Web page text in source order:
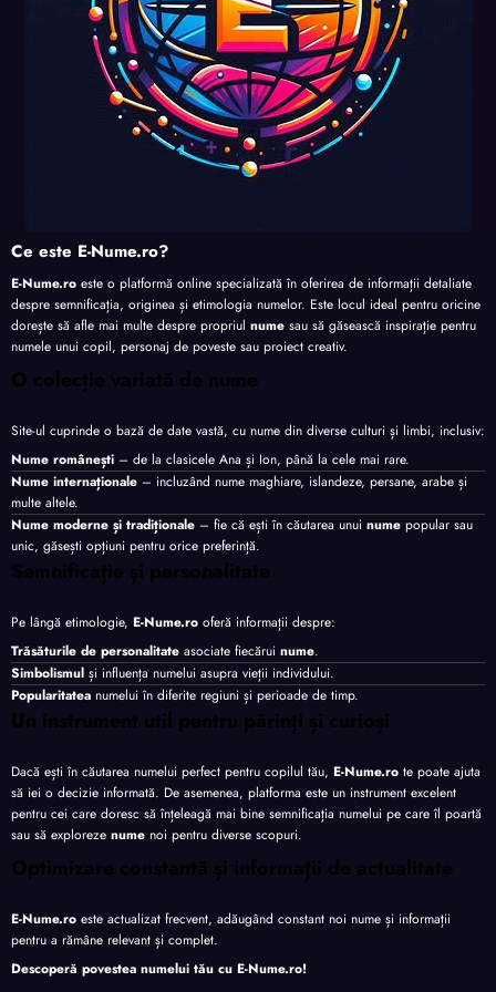
Ce este E-Nume.ro?
E-Nume.ro este o platformă online specializată în oferirea de informații detaliate
despre semnificația, originea și etimologia numelor. Este locul ideal pentru oricine
dorește să afle mai multe despre propriul nume sau să găsească inspirație pentru
numele unui copil, personaj de poveste sau proiect creativ.
O colecție variată de nume
Site-ul cuprinde o bază de date vastă, cu nume din diverse culturi și limbi, inclusiv:
Nume românești – de la clasicele Ana și Ion, până la cele mai rare.
Nume internaționale – incluzând nume maghiare, islandeze, persane, arabe și
multe altele.
Nume moderne și tradiționale – fie că ești în căutarea unui nume popular sau
unic, găsești opțiuni pentru orice preferință.
Semnificație și personalitate
Pe lângă etimologie, E-Nume.ro oferă informații despre:
Trăsăturile de personalitate asociate fiecărui nume.
Simbolismul și influența numelui asupra vieții individului.
Popularitatea numelui în diferite regiuni și perioade de timp.
Un instrument util pentru părinți și curioși
Dacă ești în căutarea numelui perfect pentru copilul tău, E-Nume.ro te poate ajuta
să iei o decizie informată. De asemenea, platforma este un instrument excelent
pentru cei care doresc să înțeleagă mai bine semnificația numelui pe care îl poartă
sau să exploreze nume noi pentru diverse scopuri.
Optimizare constantă și informații de actualitate
E-Nume.ro este actualizat frecvent, adăugând constant noi nume și informații
pentru a rămâne relevant și complet.
Descoperă povestea numelui tău cu E-Nume.ro!